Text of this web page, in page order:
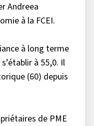
Andreea
à la FCEI.
à long terme
à 55,0. Il
(60) depuis
de PME